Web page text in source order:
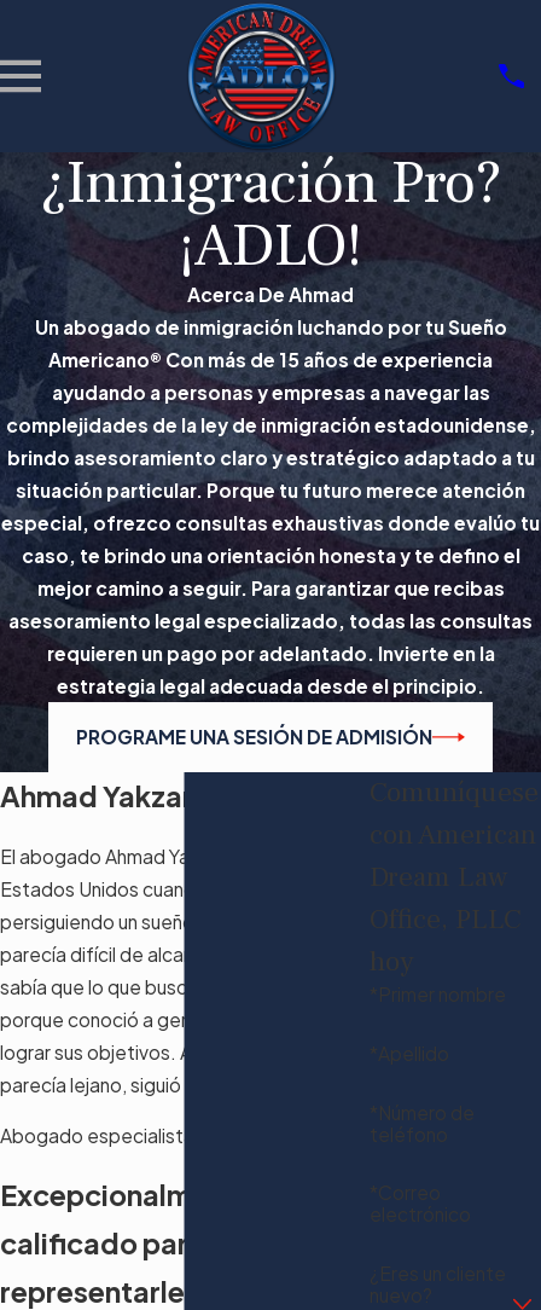
¿Inmigración Pro?
¡ADLO!
Acerca De Ahmad
Un abogado de inmigración luchando por tu Sueño
Americano® Con más de 15 años de experiencia
ayudando a personas y empresas a navegar las
complejidades de la ley de inmigración estadounidense,
brindo asesoramiento claro y estratégico adaptado a tu
situación particular. Porque tu futuro merece atención
especial, ofrezco consultas exhaustivas donde evalúo tu
caso, te brindo una orientación honesta y te defino el
mejor camino a seguir. Para garantizar que recibas
asesoramiento legal especializado, todas las consultas
requieren un pago por adelantado. Invierte en la
estrategia legal adecuada desde el principio.
PROGRAME UNA SESIÓN DE ADMISIÓN
Ahmad Yakzan, Attorney
El abogado Ahmad Yakzan llegó a los
Estados Unidos cuando era joven
persiguiendo un sueño que a veces
parecía difícil de alcanzar. Luchó, pero
sabía que lo que buscaba valía la pena
porque conoció a gente que lo ayudó a
lograr sus objetivos. Aunque el sueño
parecía lejano, siguió adelante.
Abogado especialista en inmigración
Excepcionalmente
calificado para
representarle en asuntos
Comuníquese
con American
Dream Law
Office, PLLC
hoy
*Primer nombre
*Apellido
*Número de
teléfono
*Correo
electrónico
¿Eres un cliente
nuevo?